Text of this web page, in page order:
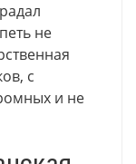
не
с
и не